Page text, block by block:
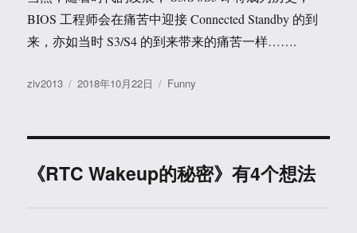
BIOS 工程师会在痛苦中迎接 Connected Standby 的到
来，亦如当时 S3/S4 的到来带来的痛苦一样…….
作
ziv2013
发
2018年10月22日
分
Funny
《RTC Wakeup的秘密》有4个想法